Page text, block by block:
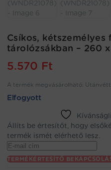
Csíkos, kétszemélyes
tárolózsákban – 260
5.570 Ft
A termék megvásárolható:
Elfogyott
Állíts be értesítőt, hogy
termék ismét elérhető lesz.
Enter
your
email
TERMÉKÉRTESÍTŐ